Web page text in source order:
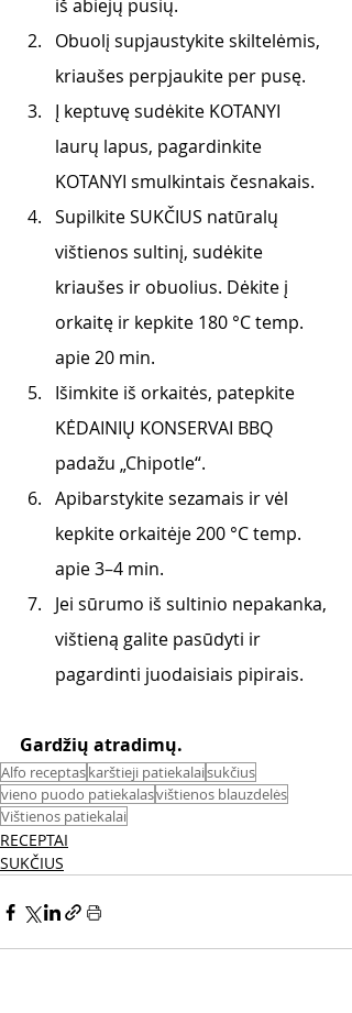
iš abiejų pusių.
Obuolį supjaustykite skiltelėmis,
kriaušes perpjaukite per pusę.
Į keptuvę sudėkite KOTANYI
laurų lapus, pagardinkite
KOTANYI smulkintais česnakais.
Supilkite SUKČIUS natūralų
vištienos sultinį, sudėkite
kriaušes ir obuolius. Dėkite į
orkaitę ir kepkite 180 °C temp.
apie 20 min.
Išimkite iš orkaitės, patepkite
KĖDAINIŲ KONSERVAI BBQ
padažu „Chipotle“.
Apibarstykite sezamais ir vėl
kepkite orkaitėje 200 °C temp.
apie 3–4 min.
Jei sūrumo iš sultinio nepakanka,
vištieną galite pasūdyti ir
pagardinti juodaisiais pipirais.
Gardžių atradimų.
Alfo receptaskarštieji patiekalaisukčius
vieno puodo patiekalasvištienos blauzdelės
Vištienos patiekalai
RECEPTAI
SUKČIUS